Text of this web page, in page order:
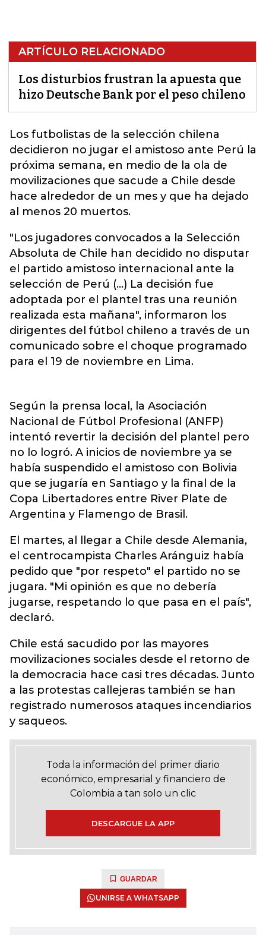
ARTÍCULO RELACIONADO
Los disturbios frustran la apuesta que
hizo Deutsche Bank por el peso chileno
Los futbolistas de la selección chilena
decidieron no jugar el amistoso ante Perú la
próxima semana, en medio de la ola de
movilizaciones que sacude a Chile desde
hace alrededor de un mes y que ha dejado
al menos 20 muertos.
"Los jugadores convocados a la Selección
Absoluta de Chile han decidido no disputar
el partido amistoso internacional ante la
selección de Perú (...) La decisión fue
adoptada por el plantel tras una reunión
realizada esta mañana", informaron los
dirigentes del fútbol chileno a través de un
comunicado sobre el choque programado
para el 19 de noviembre en Lima.
Según la prensa local, la Asociación
Nacional de Fútbol Profesional (ANFP)
intentó revertir la decisión del plantel pero
no lo logró. A inicios de noviembre ya se
había suspendido el amistoso con Bolivia
que se jugaría en Santiago y la final de la
Copa Libertadores entre River Plate de
Argentina y Flamengo de Brasil.
El martes, al llegar a Chile desde Alemania,
el centrocampista Charles Aránguiz había
pedido que "por respeto" el partido no se
jugara. "Mi opinión es que no debería
jugarse, respetando lo que pasa en el país",
declaró.
Chile está sacudido por las mayores
movilizaciones sociales desde el retorno de
la democracia hace casi tres décadas. Junto
a las protestas callejeras también se han
registrado numerosos ataques incendiarios
y saqueos.
Toda la información del primer diario
económico, empresarial y financiero de
Colombia a tan solo un clic
DESCARGUE LA APP
GUARDAR
UNIRSE A WHATSAPP